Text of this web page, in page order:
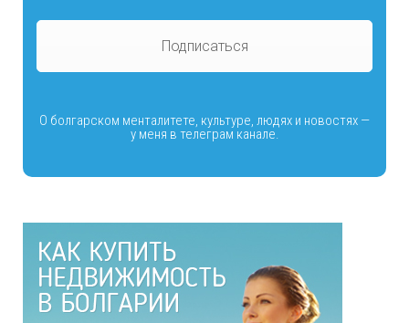
Подписаться
О болгарском менталитете, культуре, людях и новостях —
у меня в телеграм канале.